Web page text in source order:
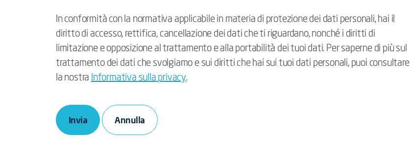
In conformità con la normativa applicabile in materia di protezione dei dati personali, hai il
diritto di accesso, rettifica, cancellazione dei dati che ti riguardano, nonché i diritti di
limitazione e opposizione al trattamento e alla portabilità dei tuoi dati. Per saperne di più sul
trattamento dei dati che svolgiamo e sui diritti che hai sui tuoi dati personali, puoi consultare
la nostra Informativa sulla privacy.
Invia